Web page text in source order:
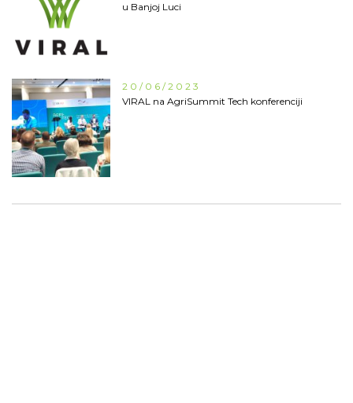
u Banjoj Luci
20/06/2023
VIRAL na AgriSummit Tech konferenciji